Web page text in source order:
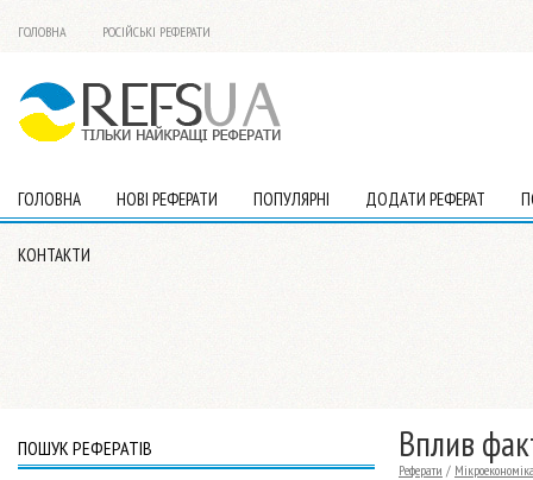
ГОЛОВНА РОСІЙСЬКІ РЕФЕРАТИ
ГОЛОВНА НОВІ РЕФЕРАТИ ПОПУЛЯРНІ ДОДАТИ РЕФЕРАТ
КОНТАКТИ
Вплив
Реферати /
ПОШУК РЕФЕРАТІВ